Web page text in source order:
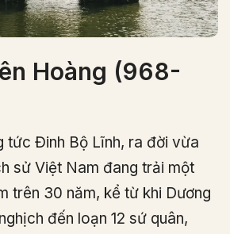
Hoàng (968-
tức Đinh Bộ Lĩnh, ra đời vừa
sử Việt Nam đang trải một
trên 30 năm, kể từ khi Dương
đến loạn 12 sứ quân,